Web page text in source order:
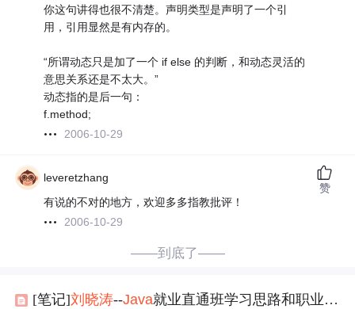
你这句讲得也很不清楚。声明类型是声明了一个引
用，引用显然是有内存的。
“所谓动态只是加了一个 if else 的判断，和动态灵活的
意思关系还是不太大。”
动态指的是后一句：
f.method;
2006-10-29
leveretzhang
有说的不对的地方，欢迎多多指教批评！
2006-10-29
赞
——到底了——
[笔记]刘晓涛--Java就业直通班学习思路和职业前景